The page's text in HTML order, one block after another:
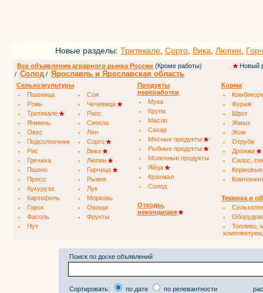
Новые разделы: Тритикале Сорго Вика Люпин
Все объявления аграрного рынка России (Кроме работы)
Новый
/ Солод / Ярославль и Ярославская область
Сельхозкультуры
Пшеница
Соя
Рожь
Чечевица
Тритикале
Рапс
Ячмень
Свекла
Овес
Лен
Подсолнечник
Сорго
Рис
Вика
Гречиха
Люпин
Пшено
Горчица
Просо
Рыжик
Кукуруза
Лук
Картофель
Морковь
Горох
Овощи
Фасоль
Фрукты
Нут
Продукты
переработки
Мука
Крупа
Масло
Сахар
Мясные продукты
Рыбные продукты
Молочные продукты
Яйца
Крахмал
Солод
Отходы,
некондиция
Корма
Фураж
Шрот
Жмых
Жом
Отруби
Дрожжи
Силос,
Техника и
Топливо,
Поиск по доске объявлений
Сортировать: по дате по релевантности